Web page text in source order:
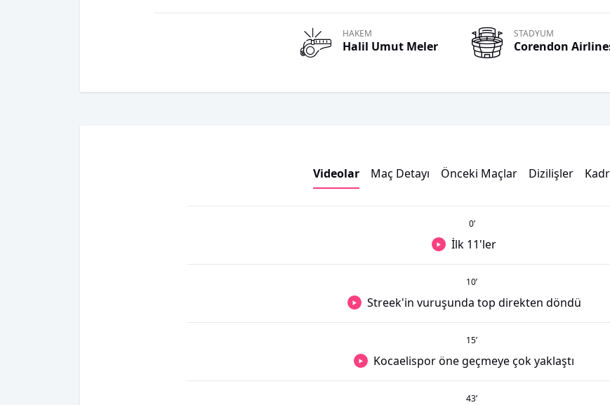
HAKEM
Halil Umut Meler
STADYUM
Corendon
Videolar Maç Detayı Önceki Maçlar Dizilişler
0’
İlk 11'ler
10’
Streek'in vuruşunda top direkten döndü
15’
Kocaelispor öne geçmeye çok yaklaştı
43’